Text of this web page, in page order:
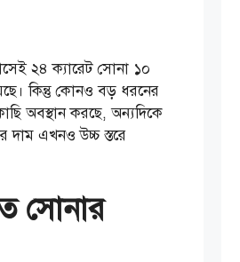
২৪ ক্যারেট সোনা ১০
কিন্তু কোনও বড় ধরনের
অবস্থান করছে, অন্যদিকে
দাম এখনও উচ্চ স্তরে
সোনার